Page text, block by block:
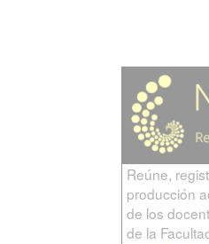
Reúne,
producción
de los
de la